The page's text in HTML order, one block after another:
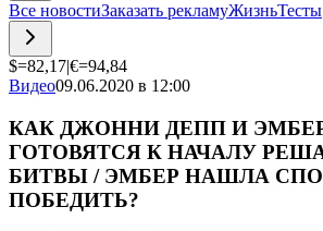
Все новостиЗаказать рекламуЖизньТесты
$=82,17|€=94,84
Видео09.06.2020 в 12:00
КАК ДЖОННИ ДЕПП И
ГОТОВЯТСЯ К НАЧАЛУ
БИТВЫ / ЭМБЕР НАШЛА
ПОБЕДИТЬ?